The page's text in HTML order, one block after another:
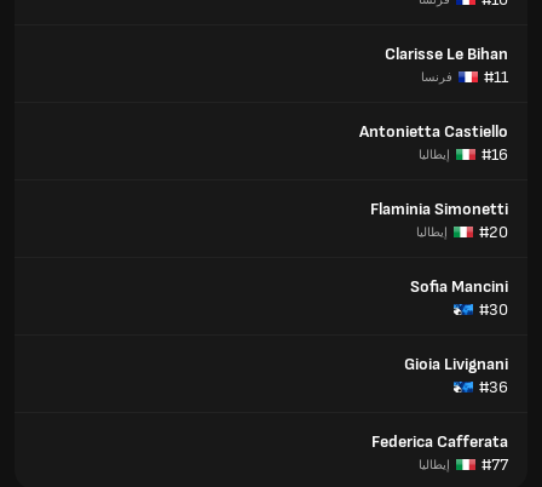
Clarisse Le Bihan
#11
فرنسا
Antonietta Castiello
#16
إيطاليا
Flaminia Simonetti
#20
إيطاليا
Sofia Mancini
#30
Gioia Livignani
#36
Federica Cafferata
#77
إيطاليا